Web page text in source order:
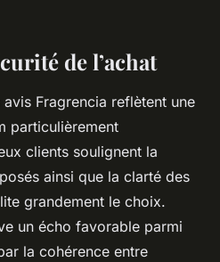
de l’achat
Fragrencia reflètent une
particulièrement
clients soulignent la
ainsi que la clarté des
grandement le choix.
un écho favorable parmi
la cohérence entre